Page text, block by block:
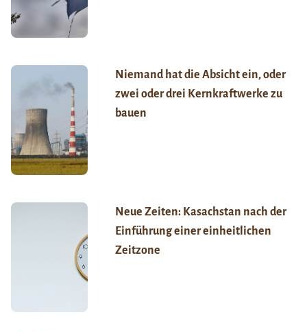
Niemand hat die Absicht ein, oder
zwei oder drei Kernkraftwerke zu
bauen
Neue Zeiten: Kasachstan nach der
Einführung einer einheitlichen
Zeitzone